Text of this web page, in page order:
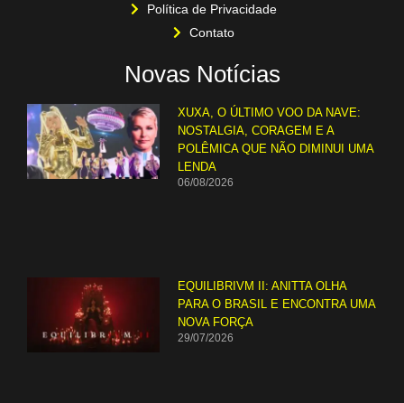
Política de Privacidade
Contato
Novas Notícias
XUXA, O ÚLTIMO VOO DA NAVE:
NOSTALGIA, CORAGEM E A
POLÊMICA QUE NÃO DIMINUI UMA
LENDA
06/08/2026
EQUILIBRIVM II: ANITTA OLHA
PARA O BRASIL E ENCONTRA UMA
NOVA FORÇA
29/07/2026